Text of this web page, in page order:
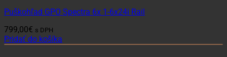
Puškohľad GPO Spectra 6x 1-6x24i Rail
799,00€ s DPH
Pridať do košíka